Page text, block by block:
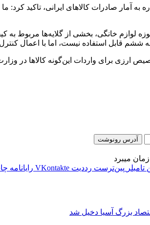
آمار صادرات کالاهای ایرانی، تاکید کرد:
لوازم خانگی، بخشی از گلایه‌ها مربوط به
ششم قابل استفاده نیست، اما با اعمال
ارزی برای واردات این‌گونه کالاها در
آدرس رونوشت
‫تامبلر ‫پین‌ترست ‫رددیت ‫VKontakte رایانامه